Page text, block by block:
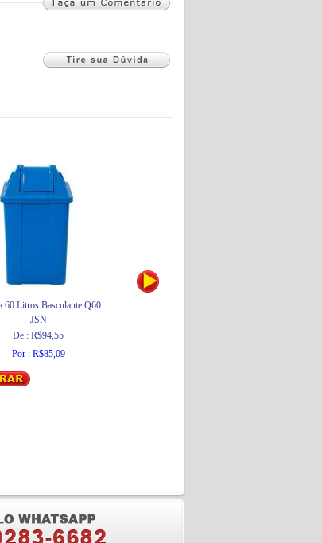
60 Litros Basculante Q60
JSN
De : R$94,55
Por : R$85,09